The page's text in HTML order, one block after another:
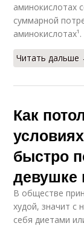
аминокислотах
суммарной
аминокислотах¹.
Читать дальше
Как
быстро
девушке
В обществе
худой, значит с
себя диетами